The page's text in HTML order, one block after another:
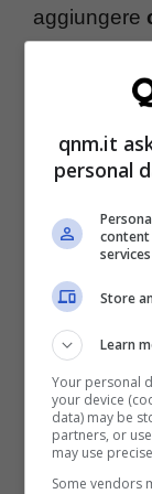
aggiungere
caso di
maggior
I limiti di
Chi ha
è soggetto a
rispetto ai
in
superare i
qnm.it
personal
content
Store
Learn
Your personal
your device
data) may be
partners, or
may use
Some vendors